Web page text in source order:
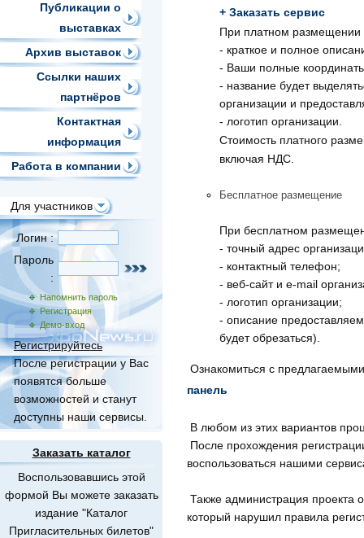
Публикации о
выставках
Архив выставок
Ссылки наших
партнёров
Контактная
информация
Работа в компании
Для участников
Логин :
Пароль
:
Напомнить пароль
Регистрация
Демо-вход
Регистрируйтесь
После регистрации у Вас
появятся больше
возможностей и станут
доступны наши сервисы.
Заказать каталог
Воспользовавшись этой
формой Вы можете заказать
издание "Каталог
Пригласительных билетов"
+ Заказать сервис
При платном размещении
- краткое и полное
- Ваши полные
- название будет
организации и
- логотип организации.
Стоимость платного
включая НДС.
Бесплатное размещение
При бесплатном
- точный адрес
- контактный телефон;
- веб-сайт и e-mail
- логотип организации;
- описание
будет обрезаться).
Ознакомиться с
панель
В любом из этих вариантов
После прохождения
воспользоваться нашими
Также администрация проекта
который нарушил правила